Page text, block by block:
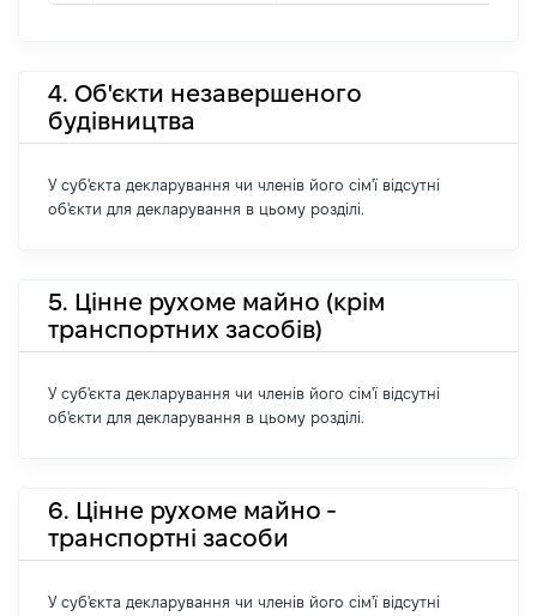
4. Об'єкти незавершеного
будівництва
У суб'єкта декларування чи членів його сім'ї відсутні
об'єкти для декларування в цьому розділі.
5. Цінне рухоме майно (крім
транспортних засобів)
У суб'єкта декларування чи членів його сім'ї відсутні
об'єкти для декларування в цьому розділі.
6. Цінне рухоме майно -
транспортні засоби
У суб'єкта декларування чи членів його сім'ї відсутні